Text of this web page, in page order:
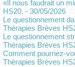
«Il nous faudrait un
HS20. - 30/05/2026
Le questionnement
Thérapies Brèves
Le questionnement
Thérapies Brèves
Comment pourriez-
Thérapies Brèves